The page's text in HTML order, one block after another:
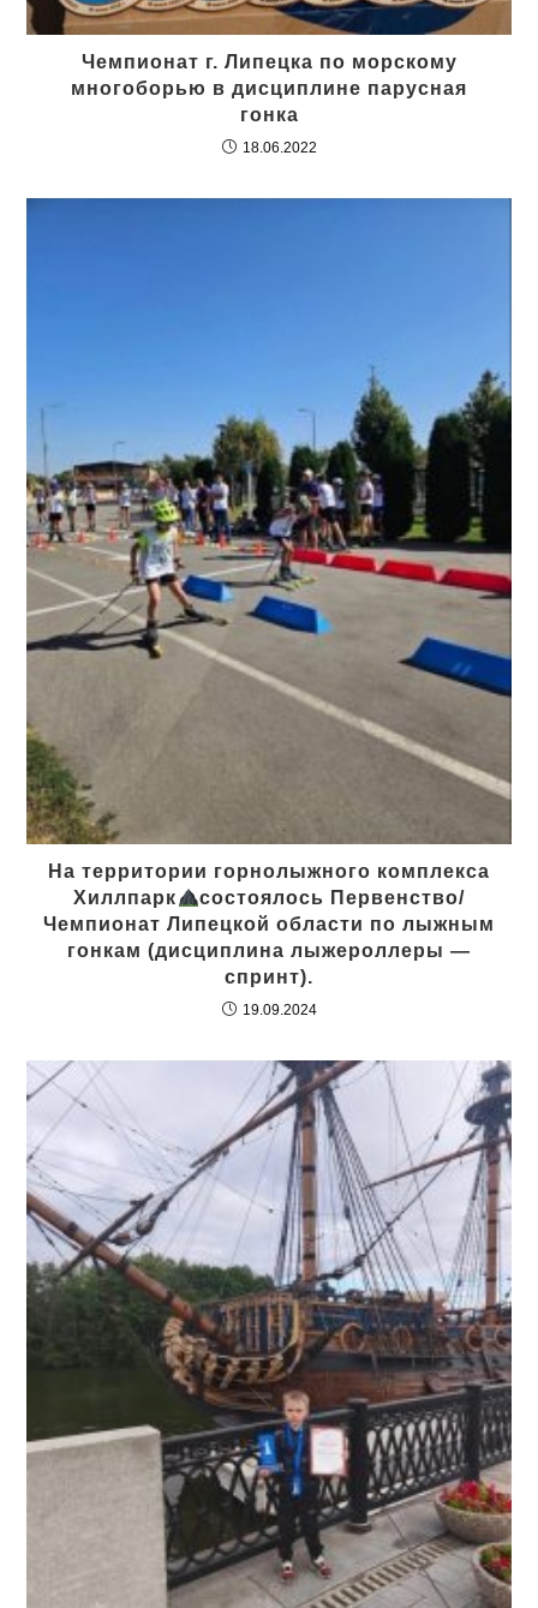
Чемпионат г. Липецка по морскому
многоборью в дисциплине парусная
гонка
18.06.2022
На территории горнолыжного комплекса
Хиллпарк
состоялось Первенство/
Чемпионат Липецкой области по лыжным
гонкам (дисциплина лыжероллеры —
спринт).
19.09.2024